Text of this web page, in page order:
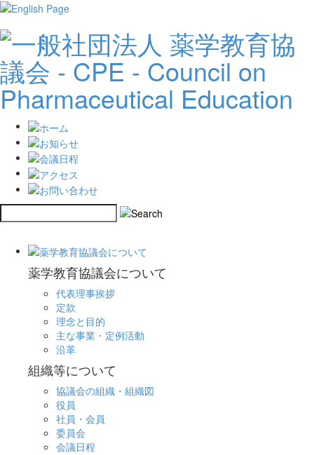
薬学教育協議会について
代表理事挨拶
定款
理念と目的
主な事業・定例活動
沿革
組織等について
協議会の組織・組織図
役員
社員・会員
委員会
会議日程